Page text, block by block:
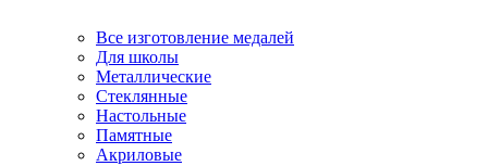
Все изготовление медалей
Для школы
Металлические
Стеклянные
Настольные
Памятные
Акриловые